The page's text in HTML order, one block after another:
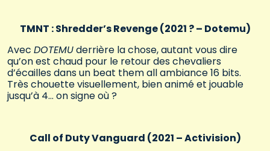
TMNT : Shredder’s Revenge (2021 ? – Dotemu)
Avec DOTEMUderrière la chose, autant vous dire
qu’on est chaud pour le retour des chevaliers
d’écailles dans un beat them all ambiance 16 bits.
Très chouette visuellement, bien animé et jouable
jusqu’à 4… on signe où ?
Call of Duty Vanguard (2021 – Activision)